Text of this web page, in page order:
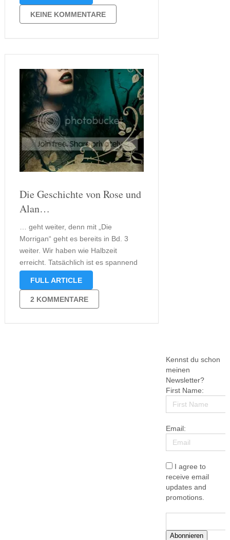
genauso spannend. Die Handlung
selbst war zwar unbekannt und unklar
aber doch irgendwie …
KEINE KOMMENTARE
Die Geschichte von Rose und
Alan…
… geht weiter, denn mit „Die
Morrigan“ geht es bereits in Bd. 3
weiter. Wir haben wie Halbzeit
erreicht. Tatsächlich ist es spannend
wie nie. Rose und Alan sind immer
kein Vor und kein Zurück, aber
immerhin plant Alan …
FULL ARTICLE
2 KOMMENTARE
Kennst du schon
meinen
Newsletter?
First Name:
Email:
I agree to
receive email
updates and
promotions.
Abonnieren